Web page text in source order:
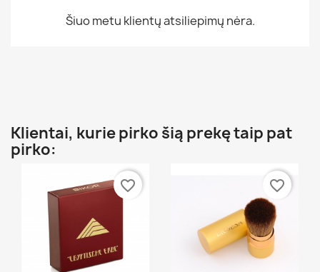
Šiuo metu klientų atsiliepimų nėra.
Klientai, kurie pirko šią prekę taip pat
pirko:
favorite_border favorite_border